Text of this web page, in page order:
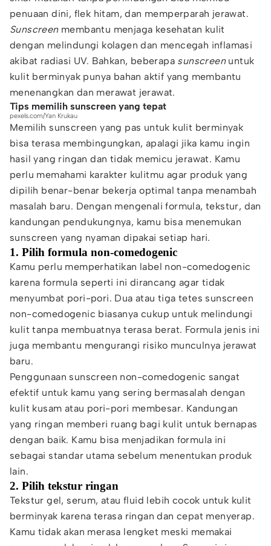
penuaan dini, flek hitam, dan memperparah jerawat.
Sunscreen membantu menjaga kesehatan kulit
dengan melindungi kolagen dan mencegah inflamasi
akibat radiasi UV. Bahkan, beberapa sunscreen untuk
kulit berminyak punya bahan aktif yang membantu
menenangkan dan merawat jerawat.
Tips memilih sunscreen yang tepat
pexels.com/Yan Krukau
Memilih sunscreen yang pas untuk kulit berminyak
bisa terasa membingungkan, apalagi jika kamu ingin
hasil yang ringan dan tidak memicu jerawat. Kamu
perlu memahami karakter kulitmu agar produk yang
dipilih benar-benar bekerja optimal tanpa menambah
masalah baru. Dengan mengenali formula, tekstur, dan
kandungan pendukungnya, kamu bisa menemukan
sunscreen yang nyaman dipakai setiap hari.
1. Pilih formula non-comedogenic
Kamu perlu memperhatikan label non-comedogenic
karena formula seperti ini dirancang agar tidak
menyumbat pori-pori. Dua atau tiga tetes sunscreen
non-comedogenic biasanya cukup untuk melindungi
kulit tanpa membuatnya terasa berat. Formula jenis ini
juga membantu mengurangi risiko munculnya jerawat
baru.
Penggunaan sunscreen non-comedogenic sangat
efektif untuk kamu yang sering bermasalah dengan
kulit kusam atau pori-pori membesar. Kandungan
yang ringan memberi ruang bagi kulit untuk bernapas
dengan baik. Kamu bisa menjadikan formula ini
sebagai standar utama sebelum menentukan produk
lain.
2. Pilih tekstur ringan
Tekstur gel, serum, atau fluid lebih cocok untuk kulit
berminyak karena terasa ringan dan cepat menyerap.
Kamu tidak akan merasa lengket meski memakai